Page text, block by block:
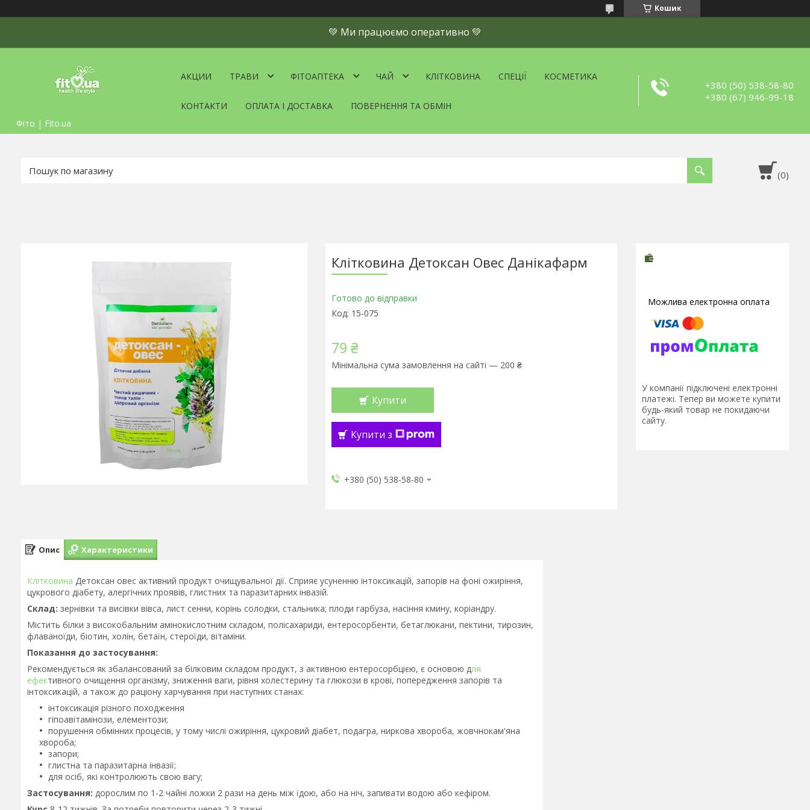
Кошик
💚 Ми працюємо оперативно 💚
Фіто | Fito.ua
АКЦИИ ТРАВИ ФІТОАПТЕКА ЧАЙ КЛІТКОВИНА СПЕЦІЇ КОСМЕТИКА
КОНТАКТИ ОПЛАТА І ДОСТАВКА ПОВЕРНЕННЯ ТА ОБМІН
+380 (50) 538-58-80
+380 (67) 946-99-18
Клітковина Детоксан Овес Данікафарм
Готово до відправки
Код: 15-075
79 ₴
Мінімальна сума замовлення на сайті — 200 ₴
Купити
Купити з
+380 (50) 538-58-80
У компанії підключені електронні
платежі. Тепер ви можете купити
будь-який товар не покидаючи
сайту.
Опис Характеристики
Клітковина Детоксан овес активний продукт очищувальної дії. Сприяє усуненню інтоксикацій, запорів на фоні ожиріння,
цукрового діабету, алергічних проявів, глистних та паразитарних інвазій.
Склад: зернівки та висівки вівса, лист сенни, корінь солодки, стальника; плоди гарбуза, насіння кмину, коріандру.
Містить білки з високобальним амінокислотним складом, полісахариди, ентеросорбенти, бетаглюкани, пектини, тирозин,
флаваноїди, біотин, холін, бетаїн, стероїди, вітаміни.
Показання до застосування:
Рекомендується як збалансований за білковим складом продукт, з активною ентеросорбцією, є основою для
ефективного очищення організму, зниження ваги, рівня холестерину та глюкози в крові, попередження запорів та
інтоксикацій, а також до раціону харчування при наступних станах:
інтоксикація різного походження
гіпоавітамінози, елементози;
порушення обмінних процесів, у тому числі ожиріння, цукровий діабет, подагра, ниркова хвороба, жовчнокам'яна
хвороба;
запори;
глистна та паразитарна інвазії;
для осіб, які контролюють свою вагу;
Застосування: дорослим по 1-2 чайні ложки 2 рази на день між їдою, або на ніч, запивати водою або кефіром.